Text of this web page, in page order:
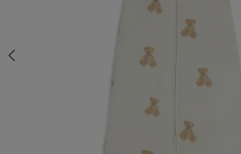
Voor 23:00 besteld, dezelfde dag